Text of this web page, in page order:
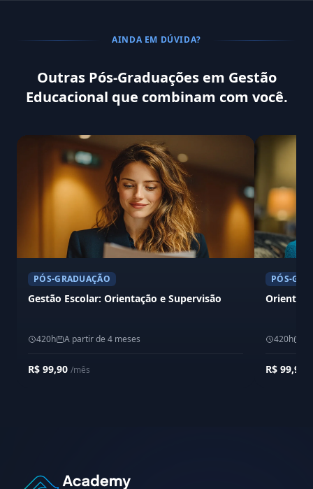
AINDA EM DÚVIDA?
Outras Pós-Graduações em Gestão
Educacional que combinam com você.
PÓS-GRADUAÇÃO
Gestão Escolar: Orientação e Supervisão
420h A partir de 4 meses
R$ 99,90 /mês
PÓS-
420h
R$ 99,90